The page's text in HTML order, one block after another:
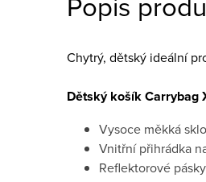
Chytrý, dětský ideální
Dětský košík Carrybag
Vysoce měkká
Vnitřní přihrádka
Reflektorové